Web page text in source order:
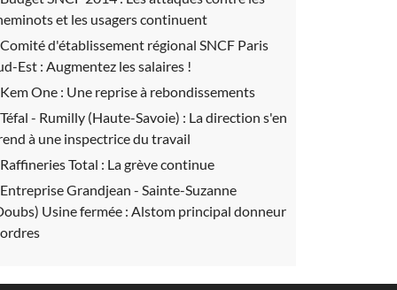
et les usagers continuent
Comité d'établissement régional SNCF Paris
Est : Augmentez les salaires !
Kem One : Une reprise à rebondissements
Téfal - Rumilly (Haute-Savoie) : La direction s'en
à une inspectrice du travail
Raffineries Total : La grève continue
Entreprise Grandjean - Sainte-Suzanne
Usine fermée : Alstom principal donneur